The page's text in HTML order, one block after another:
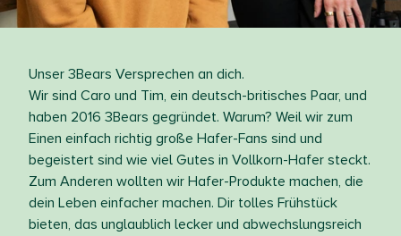
Unser 3Bears Versprechen an dich.
Wir sind Caro und Tim, ein deutsch-britisches Paar, und
haben 2016 3Bears gegründet. Warum? Weil wir zum
Einen einfach richtig große Hafer-Fans sind und
begeistert sind wie viel Gutes in Vollkorn-Hafer steckt.
Zum Anderen wollten wir Hafer-Produkte machen, die
dein Leben einfacher machen. Dir tolles Frühstück
bieten, das unglaublich lecker und abwechslungsreich